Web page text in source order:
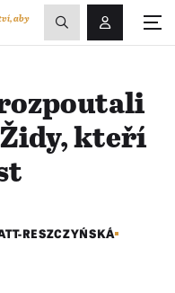
Přihlášení/
aby
Zobrazit
vyhledávání
Židy, kteří
RESZCZYŃSKÁ